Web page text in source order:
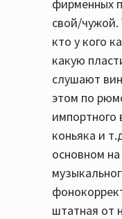
фирменных
свой/чужой.
кто у кого
какую
слушают
этом по
импортного
коньяка и
основном
штатная от